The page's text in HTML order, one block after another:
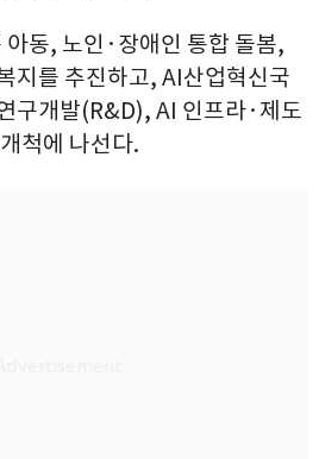
동, 노인·장애인 통합 돌봄,
지를 추진하고, AI산업혁신국
구개발(R&D), AI 인프라·제도
척에 나선다.